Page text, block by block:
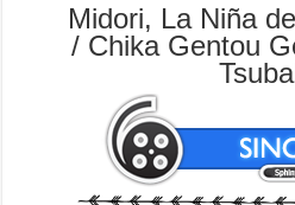
Midori, La Niña
/ Chika Gentou